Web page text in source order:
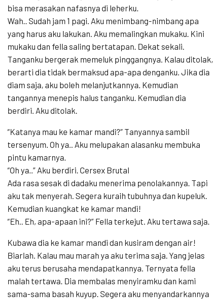
bisa merasakan nafasnya di leherku.
Wah.. Sudah jam 1 pagi. Aku menimbang-nimbang apa
yang harus aku lakukan. Aku memalingkan mukaku. Kini
mukaku dan fella saling bertatapan. Dekat sekali.
Tanganku bergerak memeluk pinggangnya. Kalau ditolak,
berarti dia tidak bermaksud apa-apa denganku. Jika dia
diam saja, aku boleh melanjutkannya. Kemudian
tangannya menepis halus tanganku. Kemudian dia
berdiri. Aku ditolak.
“Katanya mau ke kamar mandi?” Tanyannya sambil
tersenyum. Oh ya.. Aku melupakan alasanku membuka
pintu kamarnya.
“Oh ya..” Aku berdiri. Cersex Brutal
Ada rasa sesak di dadaku menerima penolakannya. Tapi
aku tak menyerah. Segera kuraih tubuhnya dan kupeluk.
Kemudian kuangkat ke kamar mandi!
“Eh.. Eh, apa-apaan ini?” Fella terkejut. Aku tertawa saja.
Kubawa dia ke kamar mandi dan kusiram dengan air!
Biarlah. Kalau mau marah ya aku terima saja. Yang jelas
aku terus berusaha mendapatkannya. Ternyata fella
malah tertawa. Dia membalas menyiramku dan kami
sama-sama basah kuyup. Segera aku menyandarkannya